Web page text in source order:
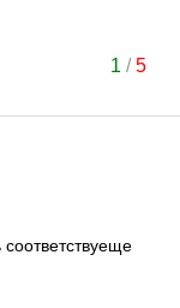
1 /5